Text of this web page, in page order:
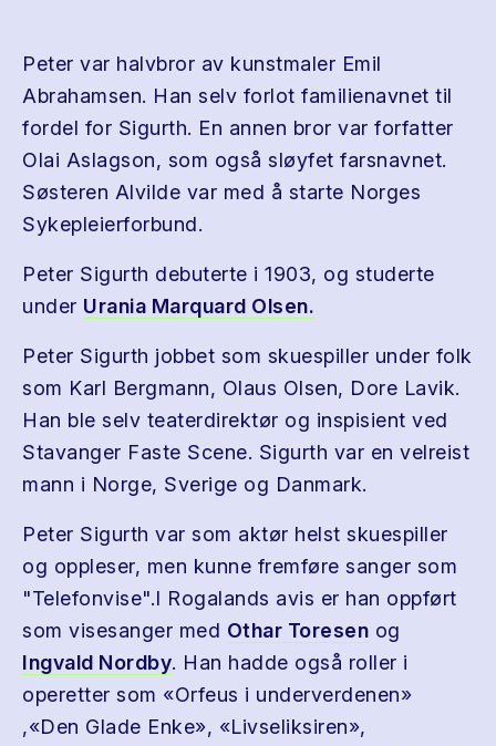
Peter var halvbror av kunstmaler Emil
Abrahamsen. Han selv forlot familienavnet til
fordel for Sigurth. En annen bror var forfatter
Olai Aslagson, som også sløyfet farsnavnet.
Søsteren Alvilde var med å starte Norges
Sykepleierforbund.
Peter Sigurth debuterte i 1903, og studerte
under Urania Marquard Olsen.
Peter Sigurth jobbet som skuespiller under folk
som Karl Bergmann, Olaus Olsen, Dore Lavik.
Han ble selv teaterdirektør og inspisient ved
Stavanger Faste Scene. Sigurth var en velreist
mann i Norge, Sverige og Danmark.
Peter Sigurth var som aktør helst skuespiller
og oppleser, men kunne fremføre sanger som
"Telefonvise".I Rogalands avis er han oppført
som visesanger med Othar Toresen og
Ingvald Nordby. Han hadde også roller i
operetter som «Orfeus i underverdenen»
,«Den Glade Enke», «Livseliksiren»,